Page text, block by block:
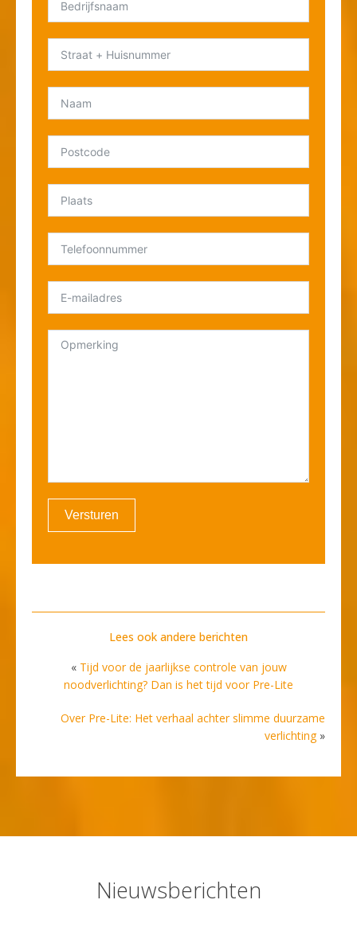
Versturen
Lees ook andere berichten
« Tijd voor de jaarlijkse controle van jouw
noodverlichting? Dan is het tijd voor Pre-Lite
Over Pre-Lite: Het verhaal achter slimme duurzame
verlichting»
Nieuwsberichten